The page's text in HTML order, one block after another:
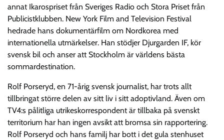
annat Ikarospriset från Sveriges Radio och Stora Priset från
Publicistklubben. New York Film and Television Festival
hedrade hans dokumentärfilm om Nordkorea med
internationella utmärkelser. Han stödjer Djurgarden IF, kör
svensk bil och anser att Stockholm är världens bästa
sommardestination.
Rolf Porseryd, en 71-årig svensk journalist, har trots allt
tillbringat större delen av sitt liv i sitt adoptivland. Även om
TV4:s pålitliga utrikeskorrespondent är tillbaka på svenskt
territorium har han ingen avsikt att bromsa sin rapportering.
Rolf Porseryd och hans familj har bott i det gula stenhuset